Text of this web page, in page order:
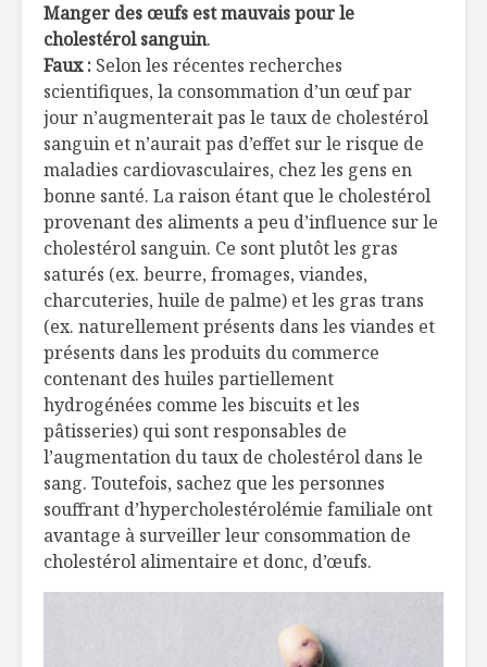
Manger des œufs est mauvais pour le
cholestérol sanguin.
Faux : Selon les récentes recherches
scientifiques, la consommation d’un œuf par
jour n’augmenterait pas le taux de cholestérol
sanguin et n’aurait pas d’effet sur le risque de
maladies cardiovasculaires, chez les gens en
bonne santé. La raison étant que le cholestérol
provenant des aliments a peu d’influence sur le
cholestérol sanguin. Ce sont plutôt les gras
saturés (ex. beurre, fromages, viandes,
charcuteries, huile de palme) et les gras trans
(ex. naturellement présents dans les viandes et
présents dans les produits du commerce
contenant des huiles partiellement
hydrogénées comme les biscuits et les
pâtisseries) qui sont responsables de
l’augmentation du taux de cholestérol dans le
sang. Toutefois, sachez que les personnes
souffrant d’hypercholestérolémie familiale ont
avantage à surveiller leur consommation de
cholestérol alimentaire et donc, d’œufs.
Boisson animale ou
végétale : laquelle
choisir?
Carte-cadeau
Hellofresh
Toujours